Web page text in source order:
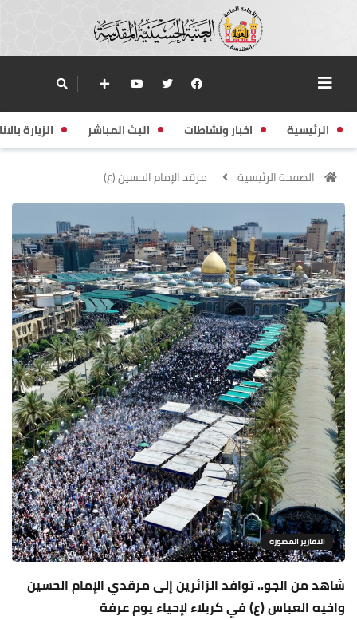
الرئيسية اخبار ونشاطات البث المباشر الزيارة
الصفحة الرئيسية مرقد الإمام الحسين (ع)
التقارير المصورة
شاهد من الجو.. توافد الزائرين إلى مرقدي الإمام الحسين
واخيه العباس (ع) في كربلاء لإحياء يوم عرفة